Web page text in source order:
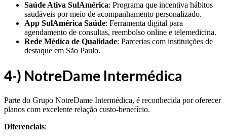
Saúde Ativa SulAmérica: Programa que incentiva hábitos
saudáveis por meio de acompanhamento personalizado.
App SulAmérica Saúde: Ferramenta digital para
agendamento de consultas, reembolso online e telemedicina.
Rede Médica de Qualidade: Parcerias com instituições de
destaque em São Paulo.
4-) NotreDame Intermédica
Parte do Grupo NotreDame Intermédica, é reconhecida por oferecer
planos com excelente relação custo-benefício.
Diferenciais: